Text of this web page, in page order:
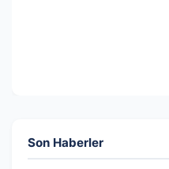
Son Haberler